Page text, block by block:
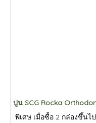
ปูน SCG Rocka
พิเศษ เมื่อซื้อ 2 กล่องขึ้นไ